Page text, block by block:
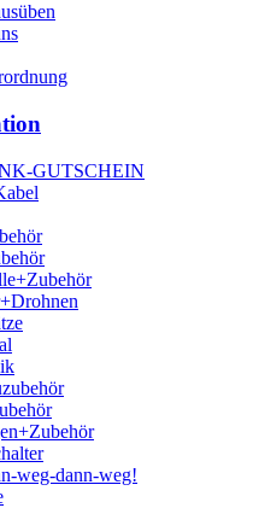
GUTSCHEIN
weg-dann-weg!